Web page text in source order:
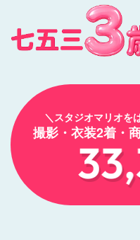
＼スタジオマリオを
撮影・衣装2着・